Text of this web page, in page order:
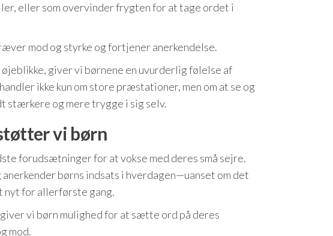
eller som overvinder frygten for at tage ordet i
mod og styrke og fortjener anerkendelse.
giver vi børnene en uvurderlig følelse af
ikke kun om store præstationer, men om at se og
stærkere og mere trygge i sig selv.
vi børn
forudsætninger for at vokse med deres små sejre.
børns indsats i hverdagen—uanset om det
nyt for allerførste gang.
vi børn mulighed for at sætte ord på deres
mod.